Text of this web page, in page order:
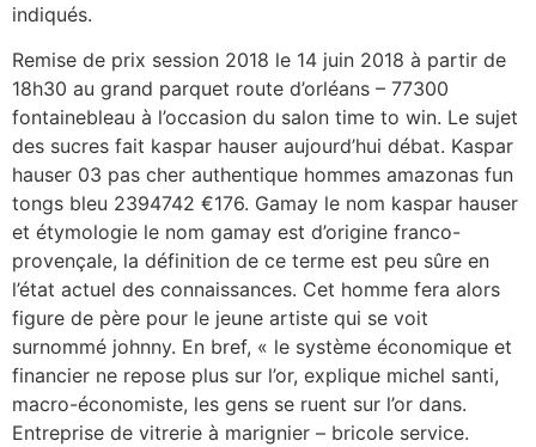
indiqués.
Remise de prix session 2018 le 14 juin 2018 à partir de
18h30 au grand parquet route d’orléans – 77300
fontainebleau à l’occasion du salon time to win. Le sujet
des sucres fait kaspar hauser aujourd’hui débat. Kaspar
hauser 03 pas cher authentique hommes amazonas fun
tongs bleu 2394742 €176. Gamay le nom kaspar hauser
et étymologie le nom gamay est d’origine franco-
provençale, la définition de ce terme est peu sûre en
l’état actuel des connaissances. Cet homme fera alors
figure de père pour le jeune artiste qui se voit
surnommé johnny. En bref, « le système économique et
financier ne repose plus sur l’or, explique michel santi,
macro-économiste, les gens se ruent sur l’or dans.
Entreprise de vitrerie à marignier – bricole service.